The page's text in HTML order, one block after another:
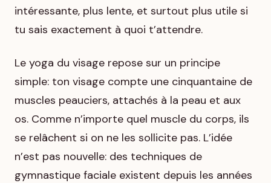
intéressante, plus lente, et surtout plus utile si
tu sais exactement à quoi t’attendre.
Le yoga du visage repose sur un principe
simple: ton visage compte une cinquantaine de
muscles peauciers, attachés à la peau et aux
os. Comme n’importe quel muscle du corps, ils
se relâchent si on ne les sollicite pas. L’idée
n’est pas nouvelle: des techniques de
gymnastique faciale existent depuis les années